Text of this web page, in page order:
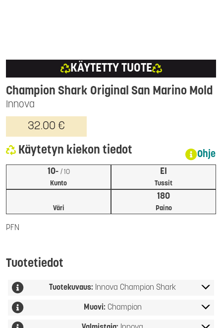
KÄYTETTY TUOTE
Innova
Champion Shark Original San Marino Mold
32.00 €
Käytetyn kiekon tiedot Ohje
Kunto
10- / 10
Tussit
EI
Väri Paino
180
PFN
Tuotetiedot
Tuotekuvaus: Innova Champion Shark
Muovi: Champion